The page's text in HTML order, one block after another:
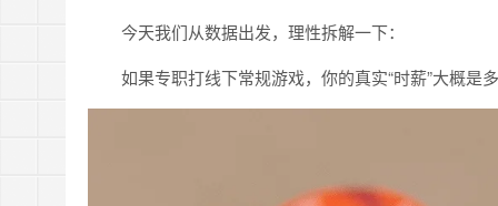
今天我们从数据出发，理性拆解一下：
如果专职打线下常规游戏，你的真实“时薪”大概是